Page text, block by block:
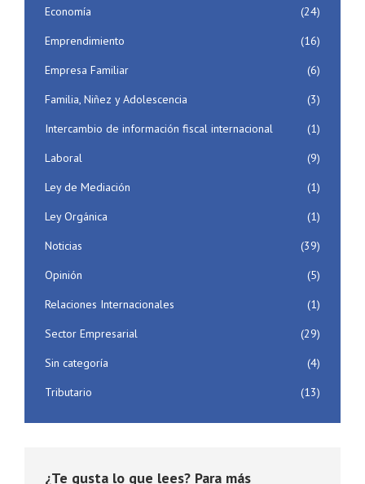
Economía
(24)
Emprendimiento
(16)
Empresa Familiar
(6)
Familia, Niñez y Adolescencia
(3)
Intercambio de información fiscal internacional
(1)
Laboral
(9)
Ley de Mediación
(1)
Ley Orgánica
(1)
Noticias
(39)
Opinión
(5)
Relaciones Internacionales
(1)
Sector Empresarial
(29)
Sin categoría
(4)
Tributario
(13)
¿Te gusta lo que lees? Para más